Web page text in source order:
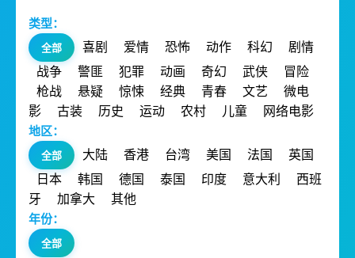
类型：
全部 喜剧 爱情 恐怖 动作 科幻
剧情
战争
警匪 犯罪 动画 奇幻 武侠
冒险
枪战
悬疑 惊悚 经典 青春 文艺
微电
影
古装 历史 运动 农村 儿童 网络电影
地区：
全部 大陆 香港 台湾 美国 法国
英国
日本
韩国 德国 泰国 印度 意大利
西班
牙
加拿大 其他
年份：
全部